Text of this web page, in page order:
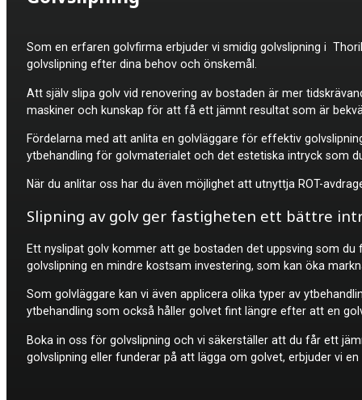
Som en erfaren golvfirma erbjuder vi smidig golvslipning i
golvslipning efter dina behov och önskemål.
Att själv slipa golv vid renovering av bostaden är mer
maskiner och kunskap för att få ett jämnt resultat som är
Fördelarna med att anlita en golvläggare för effektiv
ytbehandling för golvmaterialet och det estetiska intryck som
När du anlitar oss har du även möjlighet att utnyttja ROT-
Slipning av golv ger fastigheten ett bättre
Ett nyslipat golv kommer att ge bostaden det uppsving som
golvslipning en mindre kostsam investering, som kan öka
Som golvläggare kan vi även applicera olika typer av
ytbehandling som också håller golvet fint längre efter att en
Boka in oss för golvslipning och vi säkerställer att du får ett
golvslipning eller funderar på att lägga om golvet, erbjuder vi